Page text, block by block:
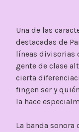
Una de las
destacadas de
líneas divisorias
gente de clase
cierta
fingen ser y
la hace
La banda sonora